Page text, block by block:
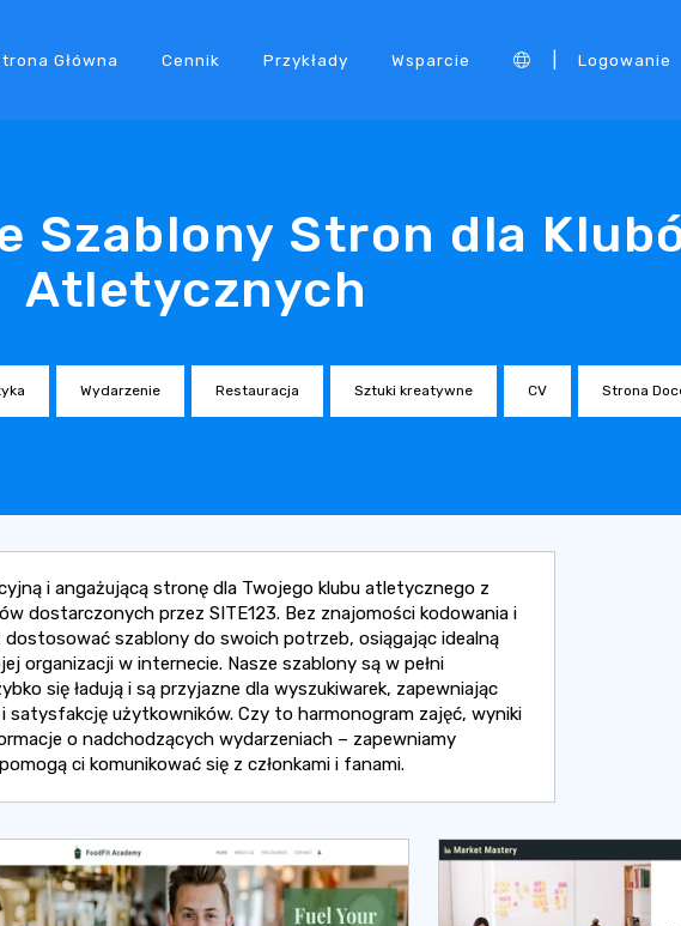
Główna Cennik Przykłady Wsparcie Logowanie
Szablony Stron dla
Atletycznych
Wydarzenie Restauracja Sztuki kreatywne CV Strona
i angażującą stronę dla Twojego klubu atletycznego z
dostarczonych przez SITE123. Bez znajomości kodowania i
dostosować szablony do swoich potrzeb, osiągając idealną
organizacji w internecie. Nasze szablony są w pełni
się ładują i są przyjazne dla wyszukiwarek, zapewniając
satysfakcję użytkowników. Czy to harmonogram zajęć, wyniki
o nadchodzących wydarzeniach – zapewniamy
ci komunikować się z członkami i fanami.